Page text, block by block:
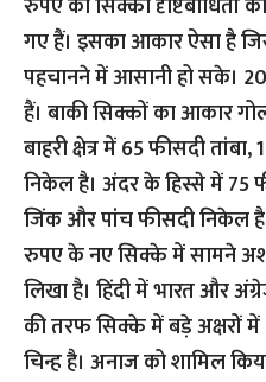
रुपए का सिक्का दृष्टिबाधितों
गए हैं। इसका आकार ऐसा है
पहचानने में आसानी हो सके।
हैं। बाकी सिक्कों का आकार
बाहरी क्षेत्र में 65 फीसदी
निकेल है। अंदर के हिस्से में 75
जिंक और पांच फीसदी निकेल
रुपए के नए सिक्के में सामने
लिखा है। हिंदी में भारत और
की तरफ सिक्के में बड़े अक्षरों
चिन्ह है। अनाज को शामिल